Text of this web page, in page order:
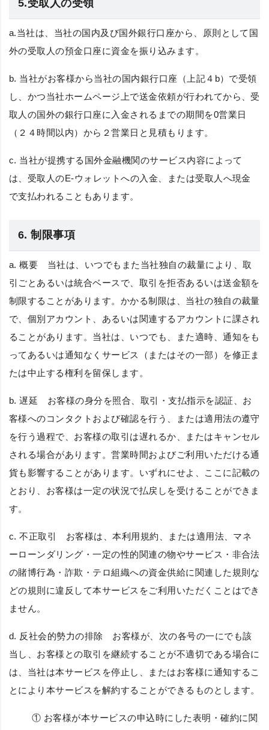
5.受取人の受領
a.当社は、当社の国内及び国外銀行口座から、原則として国
外の受取人の預金口座に資金を振り込みます。
b. 当社がお客様から当社の国内銀行口座（上記４b）で受領
し、かつ当社ホームページ上で送金依頼が行われてから、受
取人の国外の銀行口座に入金されるまでの期間を0営業日
（２４時間以内）から２営業日と見積もります。
c. 当社が提携する国外金融機関のサービス内容によって
は、受取人のE-ウォレットへの入金、または受取人へ現金
で支払われることもあります。
6. 制限事項
a.概要 当社は、いつでもまた当社独自の裁量により、取
引ごとあるいは統合ベースで、取引を拒否あるいは送金額を
制限することがあります。かかる制限は、当社の独自の裁量
で、個別アカウント、あるいは関連するアカウントに課され
ることがあります。当社は、いつでも、また適時、通知をも
ってあるいは通知なくサービス（またはその一部）を修正ま
たは中止する権利を留保します。
b.遅延 お客様の身分を照合、取引・支払指示を認証、お
客様へのコンタクトおよび確認を行う、または適用法の遵守
を行う過程で、お客様の取引は遅れるか、またはキャンセル
される場合があります。営業時間およびご利用いただける通
貨も影響することがあります。いずれにせよ、ここに記載の
とおり、お客様は一定の状況で払戻しを受けることができま
す。
c.不正取引
お客様は、本利用規約、または適用法、マネ
ーローンダリング・一定の性的関連の物やサービス・非合法
の賭博行為・詐欺・テロ組織への資金供給に関連した規則な
どの規則に違反して本サービスをご利用いただくことはでき
ません。
d. 反社会的勢力の排除 お客様が、次の各号の一にでも該
当し、お客様との取引を継続することが不適切である場合に
は、当社は本サービスを停止し、またはお客様に通知するこ
とにより本サービスを解約することができるものとします。
① お客様が本サービスの申込時にした表明・確約に関